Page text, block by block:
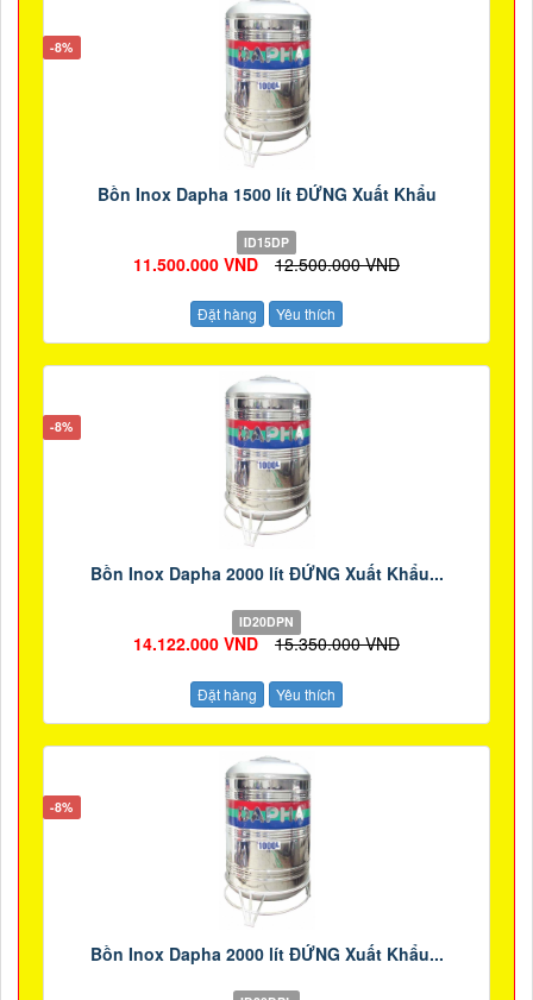
-8%
Bồn Inox Dapha 1500 lít ĐỨNG Xuất Khẩu
ID15DP
11.500.000 VND 12.500.000 VND
Đặt hàng Yêu thích
-8%
Bồn Inox Dapha 2000 lít ĐỨNG Xuất Khẩu...
ID20DPN
14.122.000 VND 15.350.000 VND
Đặt hàng Yêu thích
-8%
Bồn Inox Dapha 2000 lít ĐỨNG Xuất Khẩu...